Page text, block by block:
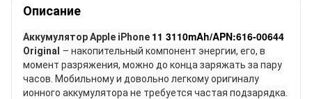
Описание
Аккумулятор Apple iPhone 11 3110mAh/APN:616-00644
Original
– накопительный компонент энергии, его, в
момент разряжения, можно до конца заряжать за пару
часов. Мобильному и довольно легкому оригиналу
ионного аккумулятора не требуется частая подзарядка.